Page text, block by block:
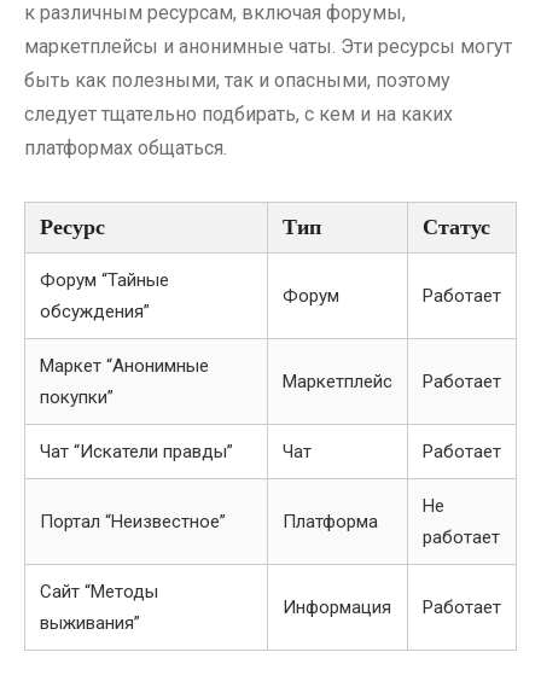
к различным ресурсам, включая форумы,
маркетплейсы и анонимные чаты. Эти ресурсы могут
быть как полезными, так и опасными, поэтому
следует тщательно подбирать, с кем и на каких
платформах общаться.
Ресурс Тип Статус
Форум “Тайные
обсуждения”
Форум Работает
Маркет “Анонимные
покупки”
Маркетплейс Работает
Чат “Искатели правды” Чат Работает
Портал “Неизвестное” Платформа
Не
работает
Сайт “Методы
выживания”
Информация Работает